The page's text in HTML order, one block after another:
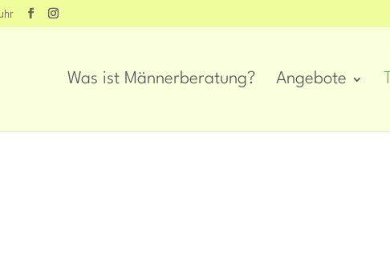
Was ist Männerberatung? Angebote